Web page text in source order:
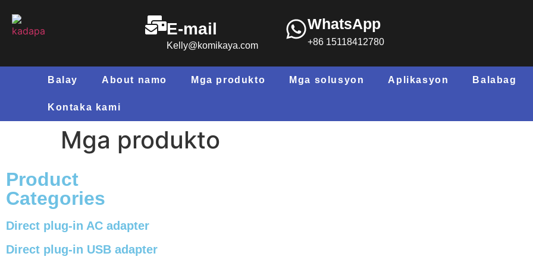
E-mail
Kelly@komikaya.com
WhatsApp
+86 15118412780
Balay About namo Mga produkto Mga solusyon Aplikasyon Balabag
Kontaka kami
Mga produkto
Product
Categories
Direct plug-in AC adapter
Direct plug-in USB adapter